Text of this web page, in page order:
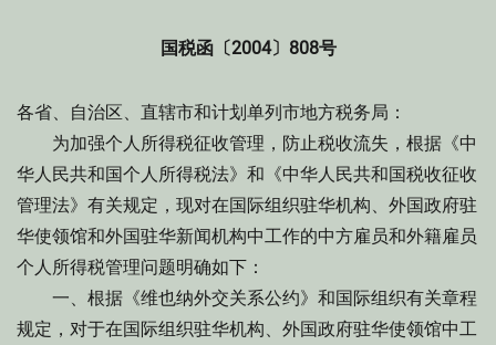
国税函〔2004〕808号
各省、自治区、直辖市和计划单列市地方税务局：
为加强个人所得税征收管理，防止税收流失，根据《中
华人民共和国个人所得税法》和《中华人民共和国税收征收
管理法》有关规定，现对在国际组织驻华机构、外国政府驻
华使领馆和外国驻华新闻机构中工作的中方雇员和外籍雇员
个人所得税管理问题明确如下：
一、根据《维也纳外交关系公约》和国际组织有关章程
规定，对于在国际组织驻华机构、外国政府驻华使领馆中工